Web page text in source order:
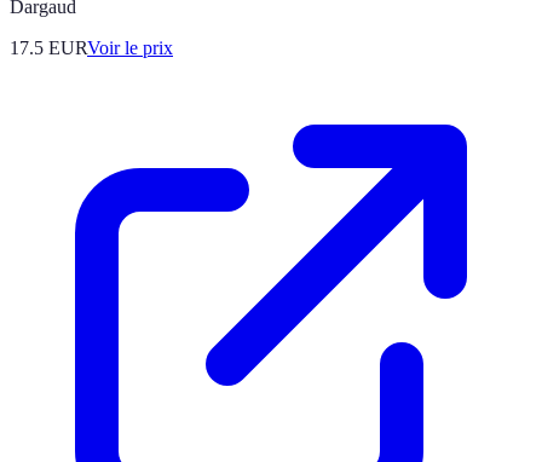
Dargaud
17.5 EURVoir le prix